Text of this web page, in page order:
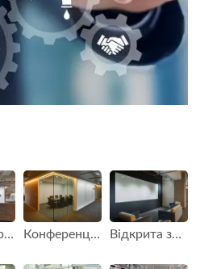
Ласкаво просимо до FAMETECH (TYSSO) Конференц-зал FAMETECH (TYSSO) Відкрита зона офісу FAMETECH (TYSSO)